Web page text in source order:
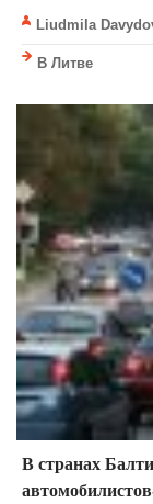
Liudmila
В Литве
В странах